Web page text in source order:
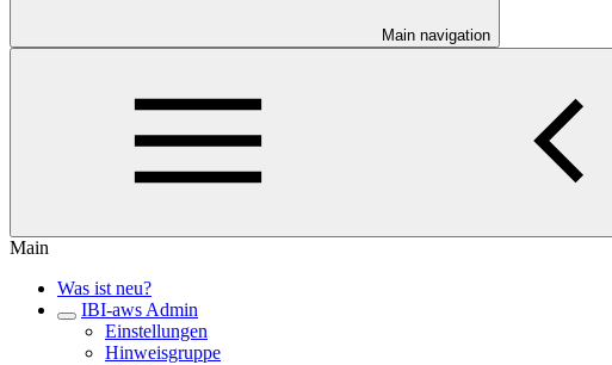
Main navigation
Main
Was ist neu?
IBI-aws Admin
Einstellungen
Hinweisgruppe